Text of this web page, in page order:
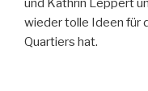
und Kathrin Leppert
wieder tolle Ideen für
Quartiers hat.